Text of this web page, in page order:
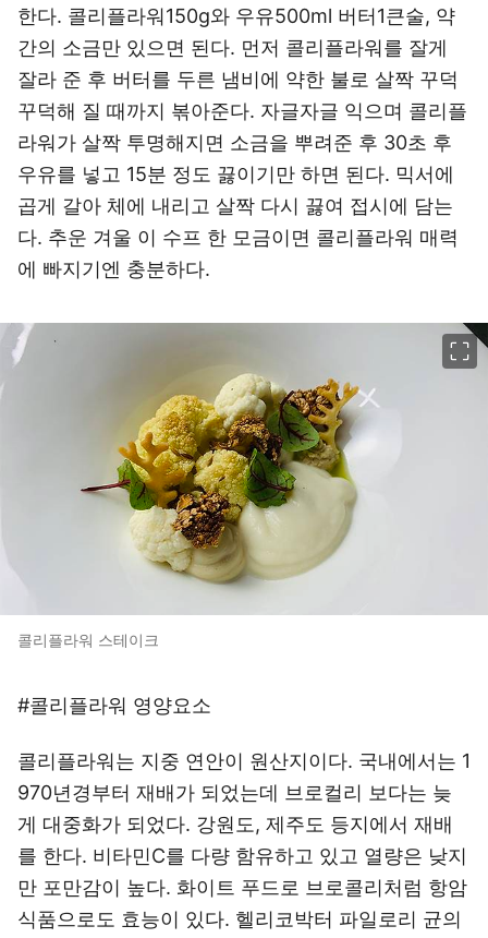
한다. 콜리플라워150g와 우유500ml 버터1큰술, 약
간의 소금만 있으면 된다. 먼저 콜리플라워를 잘게
잘라 준 후 버터를 두른 냄비에 약한 불로 살짝 꾸덕
꾸덕해 질 때까지 볶아준다. 자글자글 익으며 콜리플
라워가 살짝 투명해지면 소금을 뿌려준 후 30초 후
우유를 넣고 15분 정도 끓이기만 하면 된다. 믹서에
곱게 갈아 체에 내리고 살짝 다시 끓여 접시에 담는
다. 추운 겨울 이 수프 한 모금이면 콜리플라워 매력
에 빠지기엔 충분하다.
콜리플라워 스테이크
#콜리플라워 영양요소
콜리플라워는 지중 연안이 원산지이다. 국내에서는 1
970년경부터 재배가 되었는데 브로컬리 보다는 늦
게 대중화가 되었다. 강원도, 제주도 등지에서 재배
를 한다. 비타민C를 다량 함유하고 있고 열량은 낮지
만 포만감이 높다. 화이트 푸드로 브로콜리처럼 항암
식품으로도 효능이 있다. 헬리코박터 파일로리 균의